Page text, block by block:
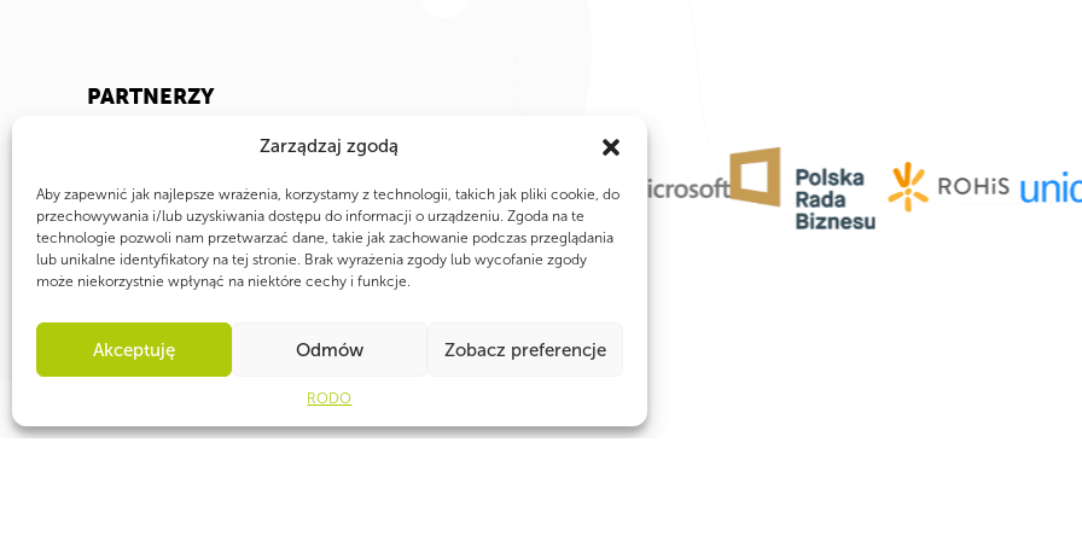
Zarządzaj zgodą
Aby zapewnić jak najlepsze wrażenia, korzystamy z technologii, takich jak pliki cookie, do
przechowywania i/lub uzyskiwania dostępu do informacji o urządzeniu. Zgoda na te
technologie pozwoli nam przetwarzać dane, takie jak zachowanie podczas przeglądania
lub unikalne identyfikatory na tej stronie. Brak wyrażenia zgody lub wycofanie zgody
może niekorzystnie wpłynąć na niektóre cechy i funkcje.
Akceptuję Odmów Zobacz preferencje
RODO
PARTNERZY